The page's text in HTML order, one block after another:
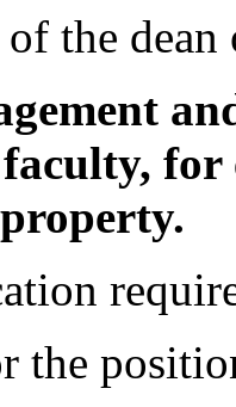
the
for
the